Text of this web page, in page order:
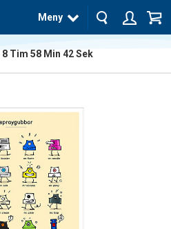
Meny
8 Tim 58 Min 42Sek